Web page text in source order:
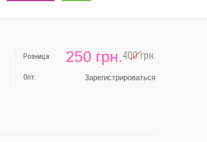
-38%400 грн.
Розница: 250 грн.
Опт: Зарегистрироваться